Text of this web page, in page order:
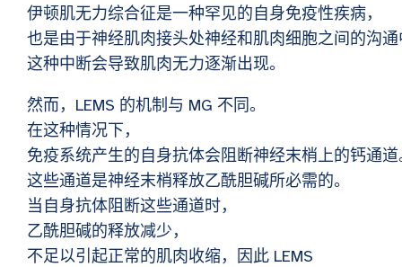
伊顿肌无力综合征是一种罕见的自身免疫性疾病，
也是由于神经肌肉接头处神经和肌肉细胞之间的沟
这种中断会导致肌肉无力逐渐出现。
然而，LEMS 的机制与 MG 不同。
在这种情况下，
免疫系统产生的自身抗体会阻断神经末梢上的钙通道
这些通道是神经末梢释放乙酰胆碱所必需的。
当自身抗体阻断这些通道时，
乙酰胆碱的释放减少，
不足以引起正常的肌肉收缩，因此 LEMS